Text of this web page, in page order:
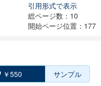
引用形式で表示
総ページ数：10
開始ページ位置：177
￥550 サンプル